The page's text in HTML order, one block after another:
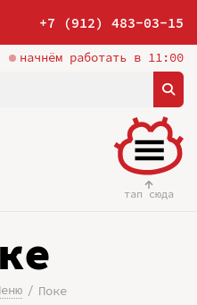
+7 (912) 483-03-15
начнём работать в 11:00
тап сюда
Поке